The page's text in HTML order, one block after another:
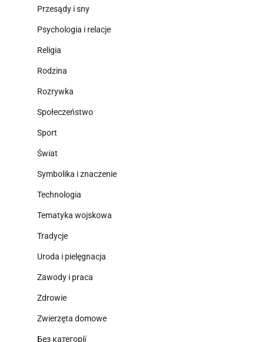
Przesądy i sny
Psychologia i relacje
Religia
Rodzina
Rozrywka
Społeczeństwo
Sport
Świat
Symbolika i znaczenie
Technologia
Tematyka wojskowa
Tradycje
Uroda i pielęgnacja
Zawody i praca
Zdrowie
Zwierzęta domowe
Без категорії